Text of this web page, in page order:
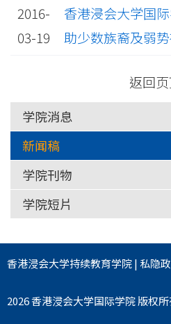
2016-
03-19
香港浸会大学国
助少数族裔及弱
返回
学院消息
新闻稿
学院刊物
学院短片
香港浸会大学持续教育学院| 私隐
2026 香港浸会大学国际学院 版权所